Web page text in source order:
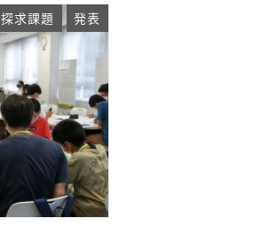
探求課題 発表